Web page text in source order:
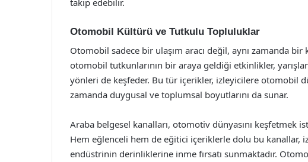
Otomobil Kültürü ve Tutkulu Topluluklar
Otomobil sadece bir ulaşım aracı değil, aynı zamanda
otomobil tutkunlarının bir araya geldiği etkinlikler,
yönleri de keşfeder. Bu tür içerikler, izleyicilere otomobil
zamanda duygusal ve toplumsal boyutlarını da sunar.
Araba belgesel kanalları, otomotiv dünyasını keşfetmek
Hem eğlenceli hem de eğitici içeriklerle dolu bu kanallar,
endüstrinin derinliklerine inme fırsatı sunmaktadır.